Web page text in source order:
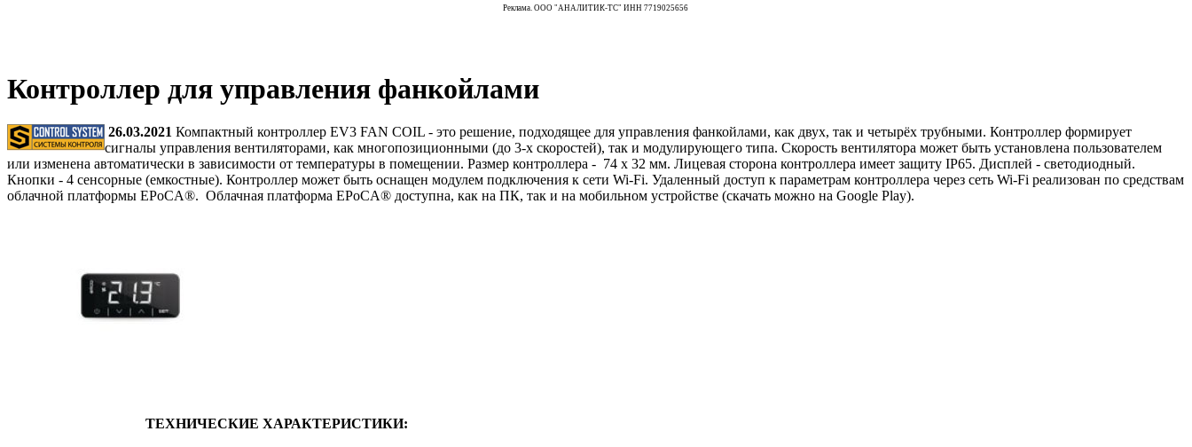
Реклама. ООО "АНАЛИТИК-ТС" ИНН 7719025656
Контроллер для управления фанкойлами
26.03.2021 Компактный контроллер EV3 FAN COIL - это решение, подходящее для управления фанкойлами, как двух, так и четырёх трубными. Контроллер формирует
сигналы управления вентиляторами, как многопозиционными (до 3-х скоростей), так и модулирующего типа. Скорость вентилятора может быть установлена ​​пользователем
или изменена автоматически в зависимости от температуры в помещении. Размер контроллера - 74 x 32 мм. Лицевая сторона контроллера имеет защиту IP65. Дисплей - светодиодный.
Кнопки - 4 сенсорные (емкостные). Контроллер может быть оснащен модулем подключения к сети Wi-Fi. Удаленный доступ к параметрам контроллера через сеть Wi-Fi реализован по средствам
облачной платформы EPoCA®. Облачная платформа EPoCA® доступна, как на ПК, так и на мобильном устройстве (скачать можно на Google Play).
ТЕХНИЧЕСКИЕ ХАРАКТЕРИСТИКИ: